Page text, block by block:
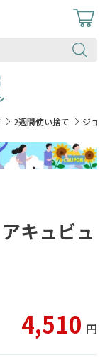
2週間使い捨て ジョ
キュビュ
4,510 円